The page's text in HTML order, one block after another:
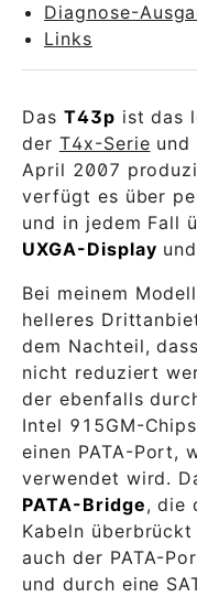
Diagnose-
Links
Das T43p ist das
der T4x-Serie und
April 2007
verfügt es über
und in jedem Fall
UXGA-Display
Bei meinem
helleres
dem Nachteil,
nicht reduziert
der ebenfalls
Intel 915GM-
einen PATA-Port,
verwendet wird.
PATA-Bridge, die
Kabeln
auch der PATA-
und durch eine